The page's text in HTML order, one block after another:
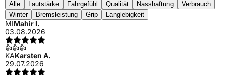
Alle Lautstärke Fahrgefühl Qualität Nasshaftung
Verbrauch
Winter
Bremsleistung Grip Langlebigkeit
MIMahir I.
03.08.2026
👍👍👍
KAKarsten A.
29.07.2026